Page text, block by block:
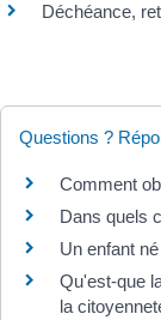
Déchéance,
Questions ?
Comment
Dans quels
Un enfant
Qu'est-que
la